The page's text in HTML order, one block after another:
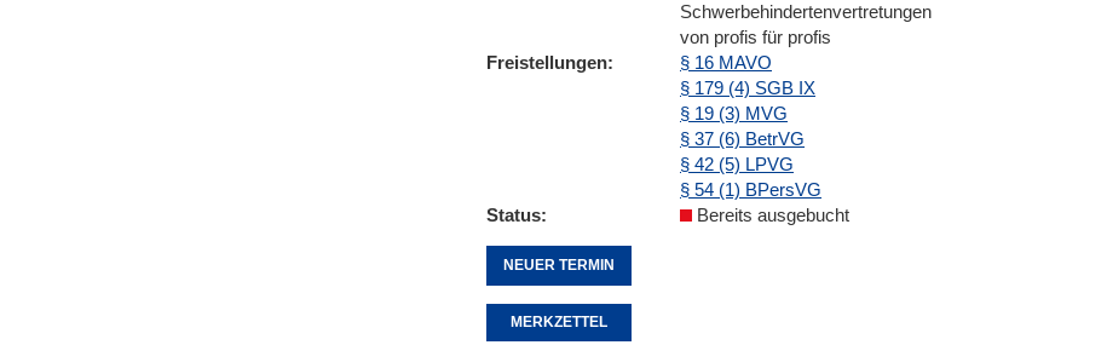
Schwerbehindertenvertretungen
von profis für profis
Freistellungen
§ 16 MAVO
§ 179 (4) SGB IX
§ 19 (3) MVG
§ 37 (6) BetrVG
§ 42 (5) LPVG
§ 54 (1) BPersVG
Status
Bereits ausgebucht
NEUER TERMIN
MERKZETTEL